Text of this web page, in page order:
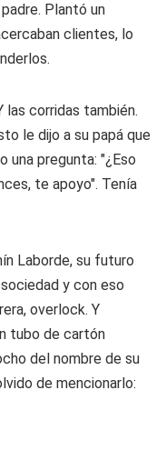
Plantó un
clientes, lo
corridas también.
le dijo a su papá que
una pregunta: "¿Eso
te apoyo". Tenía
Laborde, su futuro
y con eso
overlock. Y
tubo de cartón
del nombre de su
de mencionarlo: